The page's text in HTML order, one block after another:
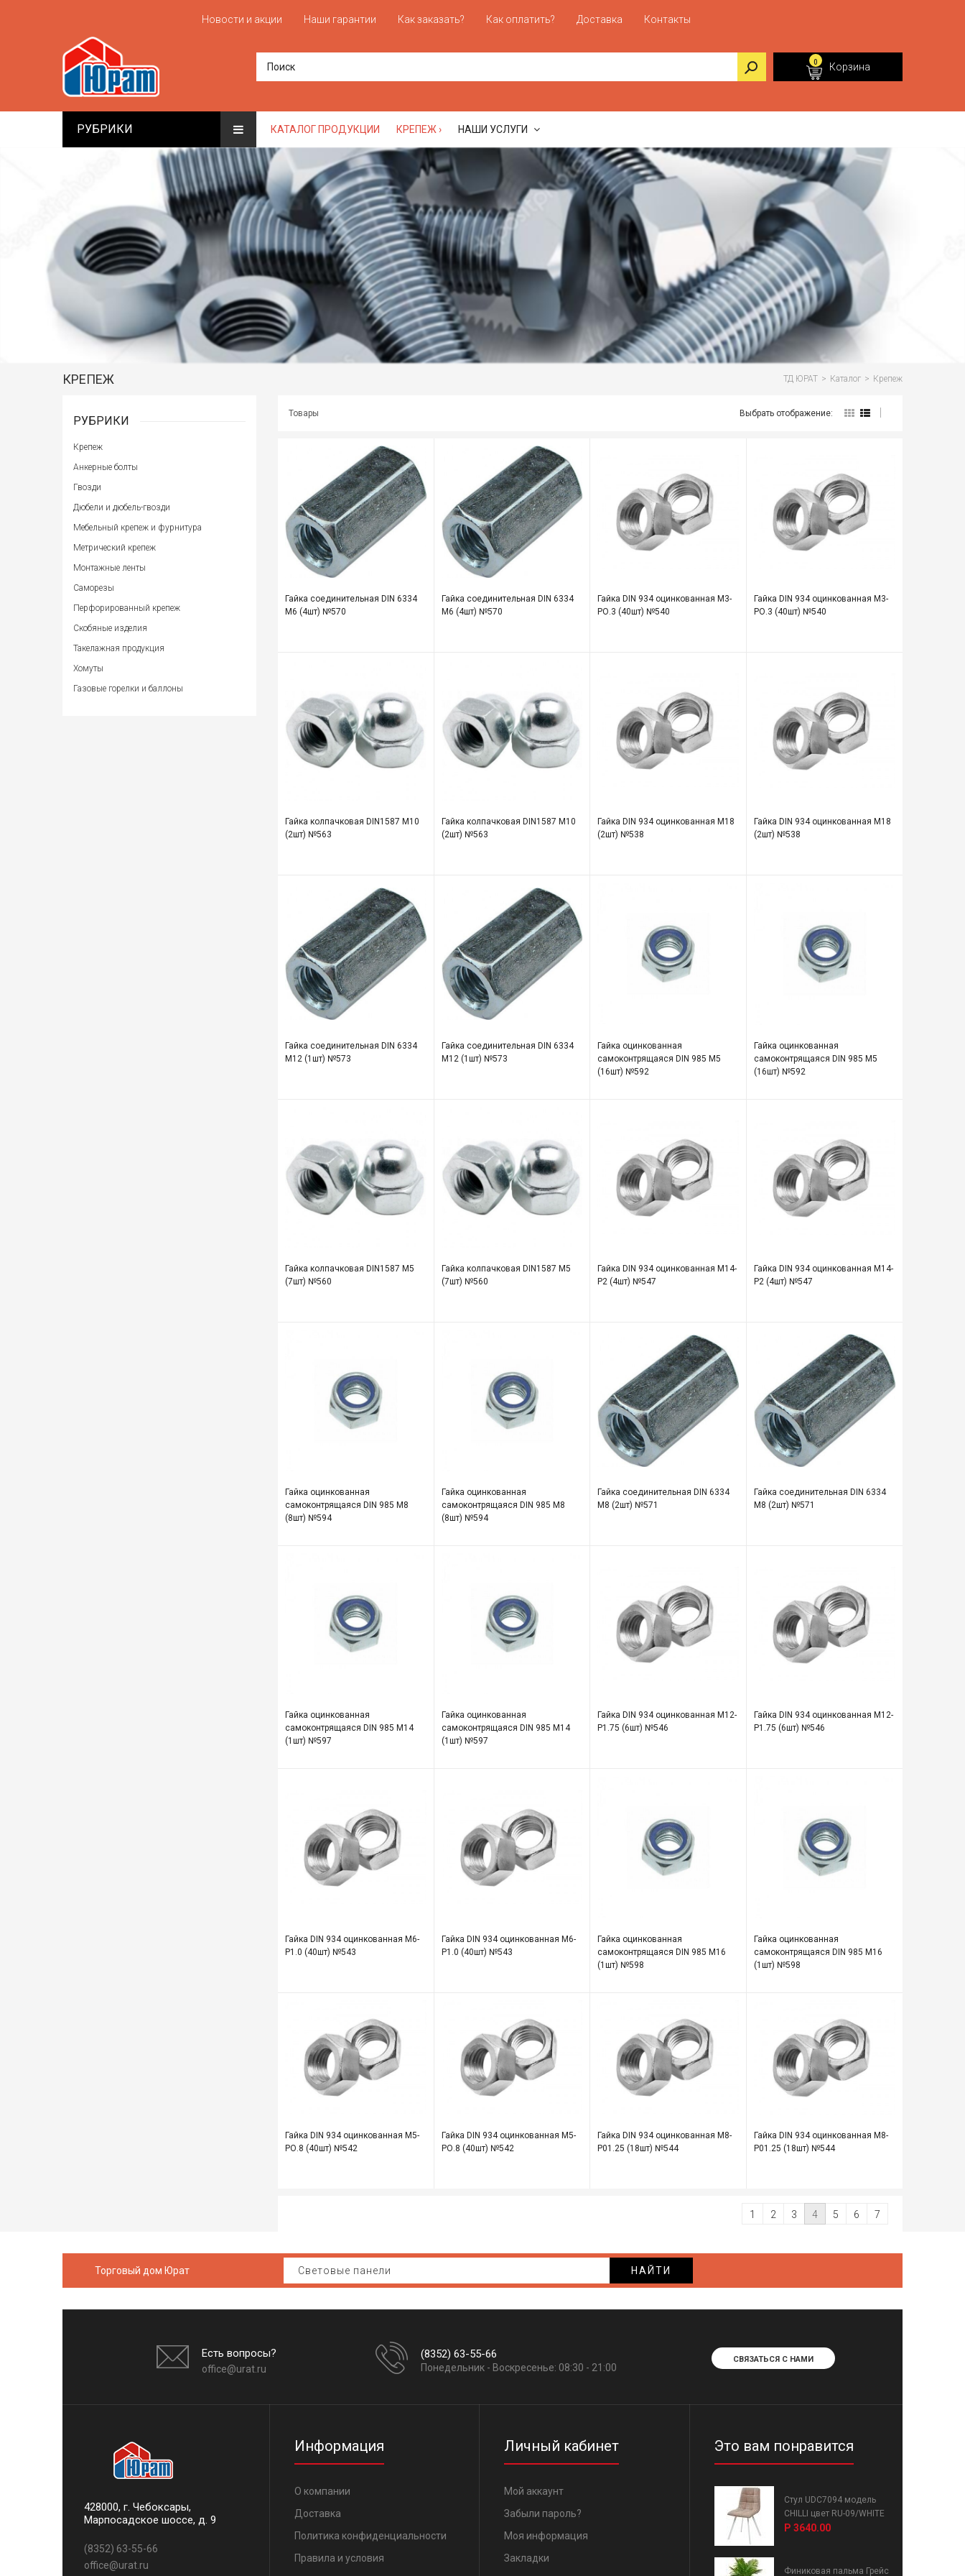
Новости и акции Наши гарантии Как заказать? Как оплатить? Доставка Контакты
0 Корзина
РУБРИКИ КАТАЛОГ ПРОДУКЦИИ КРЕПЕЖ › НАШИ УСЛУГИ
КРЕПЕЖ ТД ЮРАТ > Каталог > Крепеж
РУБРИКИ
Крепеж
Анкерные болты
Гвозди
Дюбели и дюбель-гвозди
Мебельный крепеж и фурнитура
Метрический крепеж
Монтажные ленты
Саморезы
Перфорированный крепеж
Скобяные изделия
Такелажная продукция
Хомуты
Газовые горелки и баллоны
Товары Выбрать отображение:
Гайка соединительная DIN 6334
М6 (4шт) №570
Гайка соединительная DIN 6334
М6 (4шт) №570
Гайка DIN 934 оцинкованная М3-
РО.3 (40шт) №540
Гайка DIN 934 оцинкованная М3-
РО.3 (40шт) №540
Гайка колпачковая DIN1587 М10
(2шт) №563
Гайка колпачковая DIN1587 М10
(2шт) №563
Гайка DIN 934 оцинкованная М18
(2шт) №538
Гайка DIN 934 оцинкованная М18
(2шт) №538
Гайка соединительная DIN 6334
М12 (1шт) №573
Гайка соединительная DIN 6334
М12 (1шт) №573
Гайка оцинкованная
самоконтрящаяся DIN 985 М5
(16шт) №592
Гайка оцинкованная
самоконтрящаяся DIN 985 М5
(16шт) №592
Гайка колпачковая DIN1587 М5
(7шт) №560
Гайка колпачковая DIN1587 М5
(7шт) №560
Гайка DIN 934 оцинкованная М14-
Р2 (4шт) №547
Гайка DIN 934 оцинкованная М14-
Р2 (4шт) №547
Гайка оцинкованная
самоконтрящаяся DIN 985 М8
(8шт) №594
Гайка оцинкованная
самоконтрящаяся DIN 985 М8
(8шт) №594
Гайка соединительная DIN 6334
М8 (2шт) №571
Гайка соединительная DIN 6334
М8 (2шт) №571
Гайка оцинкованная
самоконтрящаяся DIN 985 М14
(1шт) №597
Гайка оцинкованная
самоконтрящаяся DIN 985 М14
(1шт) №597
Гайка DIN 934 оцинкованная М12-
Р1.75 (6шт) №546
Гайка DIN 934 оцинкованная М12-
Р1.75 (6шт) №546
Гайка DIN 934 оцинкованная М6-
Р1.0 (40шт) №543
Гайка DIN 934 оцинкованная М6-
Р1.0 (40шт) №543
Гайка оцинкованная
самоконтрящаяся DIN 985 М16
(1шт) №598
Гайка оцинкованная
самоконтрящаяся DIN 985 М16
(1шт) №598
Гайка DIN 934 оцинкованная М5-
РО.8 (40шт) №542
Гайка DIN 934 оцинкованная М5-
РО.8 (40шт) №542
Гайка DIN 934 оцинкованная М8-
Р01.25 (18шт) №544
Гайка DIN 934 оцинкованная М8-
Р01.25 (18шт) №544
1 2 3 4 5 6 7
Торговый дом Юрат НАЙТИ
Есть вопросы?
office@urat.ru
(8352) 63-55-66
Понедельник - Воскресенье: 08:30 - 21:00
СВЯЗАТЬСЯ С НАМИ
428000, г. Чебоксары,
Марпосадское шоссе, д. 9
(8352) 63-55-66
office@urat.ru
Информация
О компании
Доставка
Политика конфиденциальности
Правила и условия
Личный кабинет
Мой аккаунт
Забыли пароль?
Моя информация
Закладки
Это вам понравится
Стул UDC7094 модель
CHILLI цвет RU-09/WHITE
Р 3640.00
Финиковая пальма Грейс